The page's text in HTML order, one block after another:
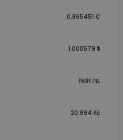
0.865451 €
1.000579 $
NaN лв.
20.994 Kč